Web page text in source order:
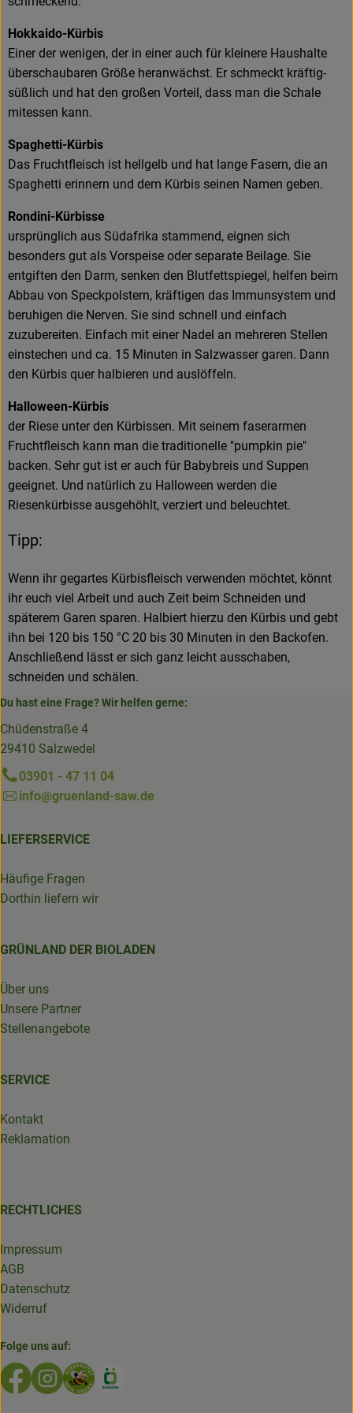
Hokkaido-Kürbis
Einer der wenigen, der in einer auch für kleinere Haushalte
überschaubaren Größe heranwächst. Er schmeckt kräftig-
süßlich und hat den großen Vorteil, dass man die Schale
mitessen kann.
Spaghetti-Kürbis
Das Fruchtfleisch ist hellgelb und hat lange Fasern, die an
Spaghetti erinnern und dem Kürbis seinen Namen geben.
Rondini-Kürbisse
ursprünglich aus Südafrika stammend, eignen sich
besonders gut als Vorspeise oder separate Beilage. Sie
entgiften den Darm, senken den Blutfettspiegel, helfen beim
Abbau von Speckpolstern, kräftigen das Immunsystem und
beruhigen die Nerven. Sie sind schnell und einfach
zuzubereiten. Einfach mit einer Nadel an mehreren Stellen
einstechen und ca. 15 Minuten in Salzwasser garen. Dann
den Kürbis quer halbieren und auslöffeln.
Halloween-Kürbis
der Riese unter den Kürbissen. Mit seinem faserarmen
Fruchtfleisch kann man die traditionelle "pumpkin pie"
backen. Sehr gut ist er auch für Babybreis und Suppen
geeignet. Und natürlich zu Halloween werden die
Riesenkürbisse ausgehöhlt, verziert und beleuchtet.
Tipp:
Wenn ihr gegartes Kürbisfleisch verwenden möchtet, könnt
ihr euch viel Arbeit und auch Zeit beim Schneiden und
späterem Garen sparen. Halbiert hierzu den Kürbis und gebt
ihn bei 120 bis 150 °C 20 bis 30 Minuten in den Backofen.
Anschließend lässt er sich ganz leicht ausschaben,
schneiden und schälen.
Du hast eine Frage? Wir helfen gerne:
Chüdenstraße 4
29410 Salzwedel
03901 - 47 11 04
info@gruenland-saw.de
LIEFERSERVICE
Häufige Fragen
Dorthin liefern wir
GRÜNLAND DER BIOLADEN
Über uns
Unsere Partner
Stellenangebote
SERVICE
Kontakt
Reklamation
RECHTLICHES
Impressum
AGB
Datenschutz
Widerruf
Folge uns auf:
Externer Link zu https://www.facebook.com/
Externer Link zu https://www.instagram.com/
Externer Link zu https://www.bioladen-